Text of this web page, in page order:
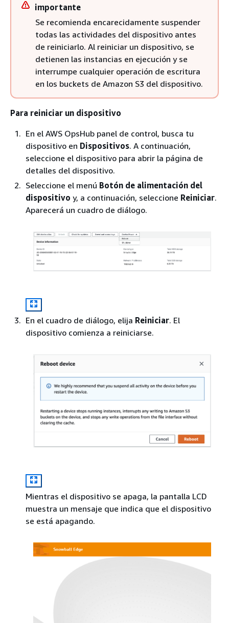
importante
Se recomienda encarecidamente suspender
todas las actividades del dispositivo antes
de reiniciarlo. Al reiniciar un dispositivo, se
detienen las instancias en ejecución y se
interrumpe cualquier operación de escritura
en los buckets de Amazon S3 del dispositivo.
Para reiniciar un dispositivo
En el AWS OpsHub panel de control, busca tu
dispositivo en Dispositivos. A continuación,
seleccione el dispositivo para abrir la página de
detalles del dispositivo.
Seleccione el menú Botón de alimentación del
dispositivo y, a continuación, seleccione Reiniciar.
Aparecerá un cuadro de diálogo.
En el cuadro de diálogo, elija Reiniciar. El
dispositivo comienza a reiniciarse.
Mientras el dispositivo se apaga, la pantalla LCD
muestra un mensaje que indica que el dispositivo
se está apagando.